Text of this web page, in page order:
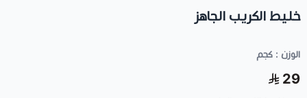
خليط الكريب الجاهز
الوزن : كجم
29